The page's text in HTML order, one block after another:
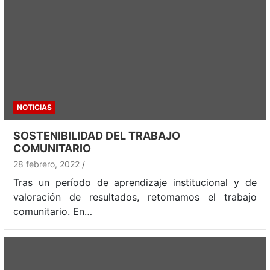
NOTICIAS
SOSTENIBILIDAD DEL TRABAJO
COMUNITARIO
28 febrero, 2022
Tras un período de aprendizaje institucional y de
valoración de resultados, retomamos el trabajo
comunitario. En…